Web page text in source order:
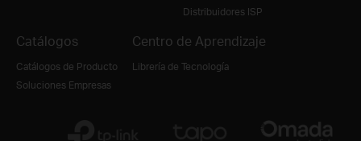
Distribuidores ISP
Catálogos
Catálogos de Producto
Soluciones Empresas
Centro de Aprendizaje
Librería de Tecnología